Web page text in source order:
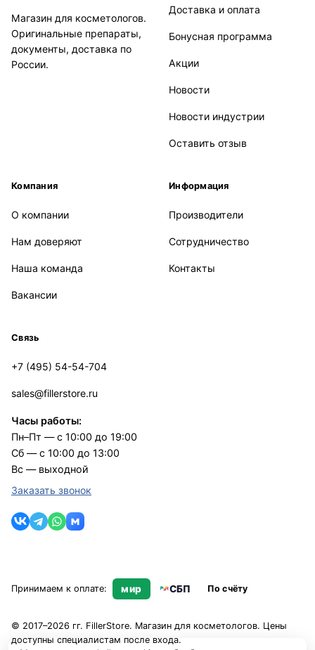
Магазин для косметологов.
Оригинальные препараты,
документы, доставка по
России.
Доставка и оплата
Бонусная программа
Акции
Новости
Новости индустрии
Оставить отзыв
Компания
О компании
Нам доверяют
Наша команда
Вакансии
Информация
Производители
Сотрудничество
Контакты
Связь
+7 (495) 54-54-704
sales@fillerstore.ru
Часы работы:
Пн–Пт — с 10:00 до 19:00
Сб — с 10:00 до 13:00
Вс — выходной
Заказать звонок
Принимаем к оплате: мир СБП По счёту
© 2017–2026 гг. FillerStore. Магазин для косметологов. Цены
доступны специалистам после входа.